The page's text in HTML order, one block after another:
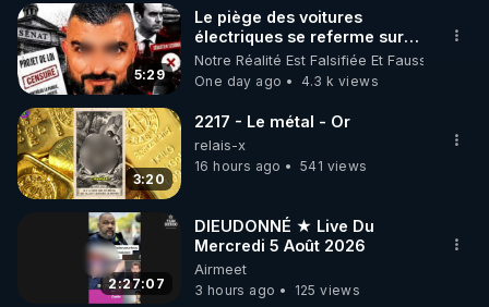
▶ 30 jours gratuit sur l’application de méditation et
de bien-être ENVOL :
Rendez-vous sur https://www.envol.app/code
le code : REGENERE
5:29
Le piège des voitures
électriques se referme sur
les usagers !
Notre Réalité Est Falsifiée Et Fausse
One day ago
4.3 k views
3:20
2217 - Le métal - Or
relais-x
16 hours ago
541 views
2:27:07
DIEUDONNÉ ★ Live Du
Mercredi 5 Août 2026
Airmeet
3 hours ago
125 views